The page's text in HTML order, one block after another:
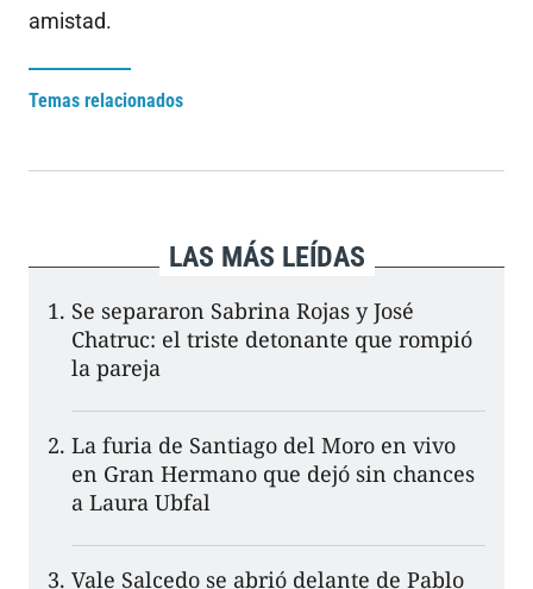
amistad.
Temas relacionados
LAS MÁS LEÍDAS
Se separaron Sabrina Rojas y José
Chatruc: el triste detonante que rompió
la pareja
La furia de Santiago del Moro en vivo
en Gran Hermano que dejó sin chances
a Laura Ubfal
Vale Salcedo se abrió delante de Pablo